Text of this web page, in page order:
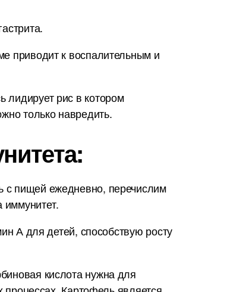
приводит к воспалительным и
лидирует рис в котором
только навредить.
с пищей ежедневно, перечислим
А для детей, способствую росту
кислота нужна для